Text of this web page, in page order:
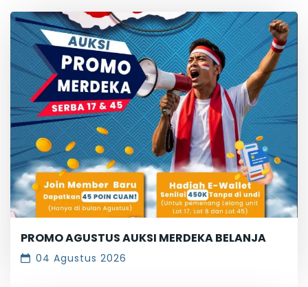
PROMO AGUSTUS AUKSI MERDEKA BELANJA
04 Agustus 2026